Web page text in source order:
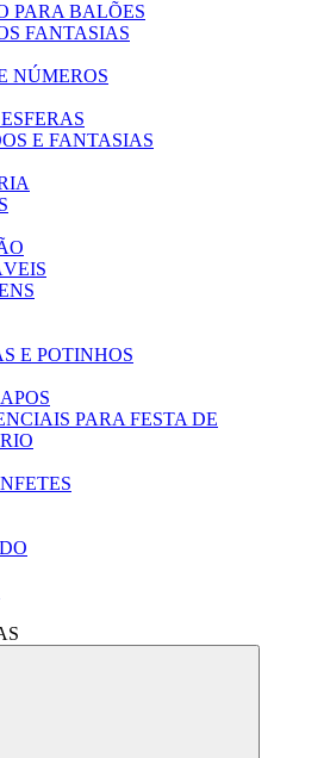
PARA BALÕES
FANTASIAS
NÚMEROS
E FANTASIAS
E POTINHOS
PARA FESTA DE